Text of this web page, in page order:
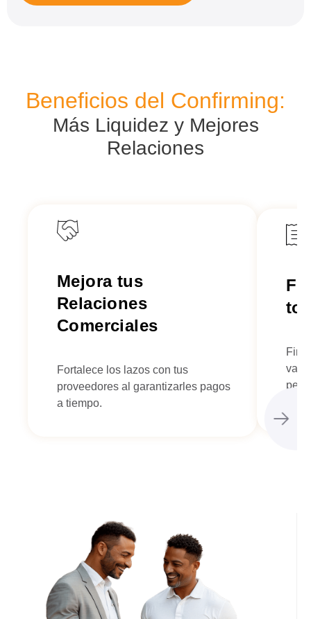
Beneficios del Confirming:
Más Liquidez y Mejores
Relaciones
Mejora tus
Relaciones
Comerciales
Fortalece los lazos con tus
proveedores al garantizarles pagos
a tiempo.